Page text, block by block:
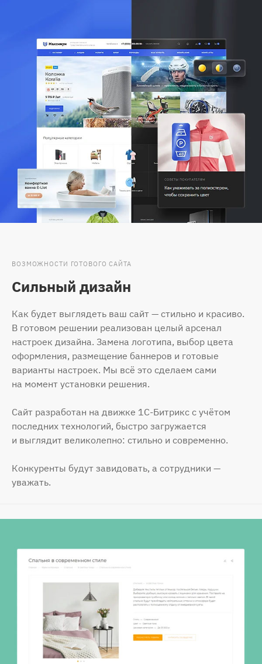
ВОЗМОЖНОСТИ ГОТОВОГО САЙТА
Сильный дизайн
Как будет выглядеть ваш сайт — стильно и красиво.
В готовом решении реализован целый арсенал
настроек дизайна. Замена логотипа, выбор цвета
оформления, размещение баннеров и готовые
варианты настроек. Мы всё это сделаем сами
на момент установки решения.
Сайт разработан на движке 1С-Битрикс с учётом
последних технологий, быстро загружается
и выглядит великолепно: стильно и современно.
Конкуренты будут завидовать, а сотрудники —
уважать.